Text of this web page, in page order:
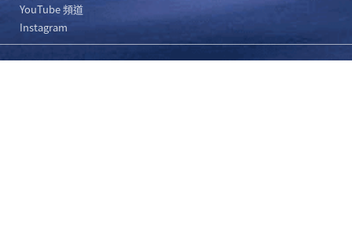
YouTube 頻道
Instagram